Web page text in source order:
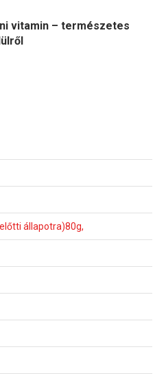
vitamin – természetes
állapotra)80g,